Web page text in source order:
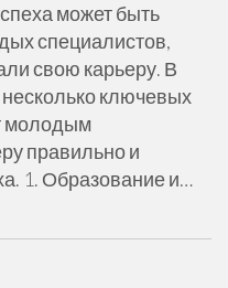
может быть
специалистов,
свою карьеру. В
ключевых
молодым
правильно и
1. Образование и…